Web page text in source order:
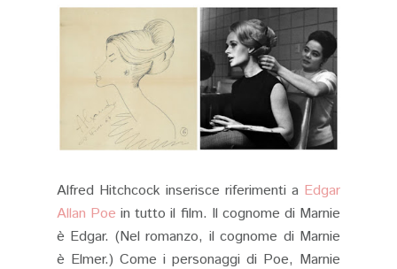
Alfred Hitchcock inserisce riferimenti a Edgar
Allan Poe in tutto il film. Il cognome di Marnie
è Edgar. (Nel romanzo, il cognome di Marnie
è Elmer.) Come i personaggi di Poe, Marnie